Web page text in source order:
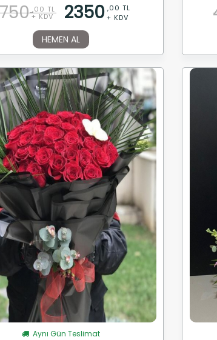
,00 TL
+ KDV 2350 ,00 TL
+ KDV
HEMEN AL
Aynı Gün Teslimat